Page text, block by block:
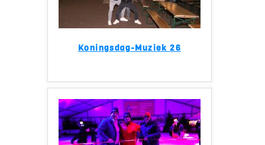
Koningsdag-Muziek 26